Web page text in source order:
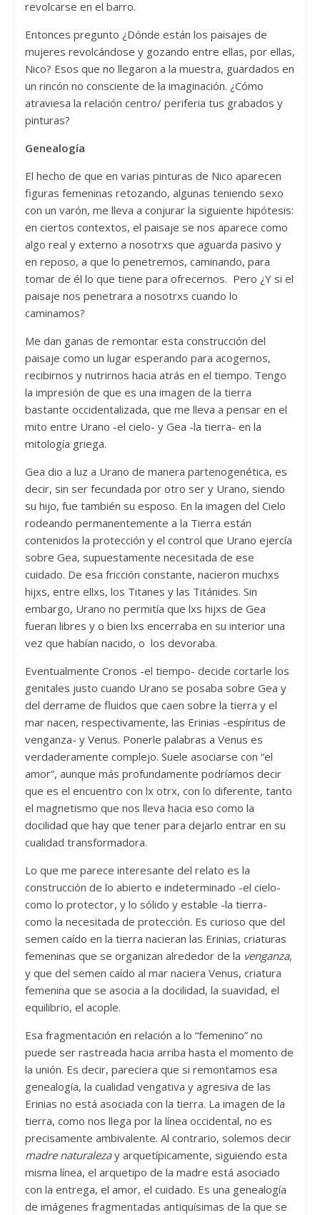
revolcarse en el barro.
Entonces pregunto ¿Dónde están los paisajes de
mujeres revolcándose y gozando entre ellas, por ellas,
Nico? Esos que no llegaron a la muestra, guardados en
un rincón no consciente de la imaginación. ¿Cómo
atraviesa la relación centro/ periferia tus grabados y
pinturas?
Genealogía
El hecho de que en varias pinturas de Nico aparecen
figuras femeninas retozando, algunas teniendo sexo
con un varón, me lleva a conjurar la siguiente hipótesis:
en ciertos contextos, el paisaje se nos aparece como
algo real y externo a nosotrxs que aguarda pasivo y
en reposo, a que lo penetremos, caminando, para
tomar de él lo que tiene para ofrecernos. Pero ¿Y si el
paisaje nos penetrara a nosotrxs cuando lo
caminamos?
Me dan ganas de remontar esta construcción del
paisaje como un lugar esperando para acogernos,
recibirnos y nutrirnos hacia atrás en el tiempo. Tengo
la impresión de que es una imagen de la tierra
bastante occidentalizada, que me lleva a pensar en el
mito entre Urano -el cielo- y Gea -la tierra- en la
mitología griega.
Gea dio a luz a Urano de manera partenogenética, es
decir, sin ser fecundada por otro ser y Urano, siendo
su hijo, fue también su esposo. En la imagen del Cielo
rodeando permanentemente a la Tierra están
contenidos la protección y el control que Urano ejercía
sobre Gea, supuestamente necesitada de ese
cuidado. De esa fricción constante, nacieron muchxs
hijxs, entre ellxs, los Titanes y las Titánides. Sin
embargo, Urano no permitía que lxs hijxs de Gea
fueran libres y o bien lxs encerraba en su interior una
vez que habían nacido, o los devoraba.
Eventualmente Cronos -el tiempo- decide cortarle los
genitales justo cuando Urano se posaba sobre Gea y
del derrame de fluidos que caen sobre la tierra y el
mar nacen, respectivamente, las Erinias -espíritus de
venganza- y Venus. Ponerle palabras a Venus es
verdaderamente complejo. Suele asociarse con “el
amor”, aunque más profundamente podríamos decir
que es el encuentro con lx otrx, con lo diferente, tanto
el magnetismo que nos lleva hacia eso como la
docilidad que hay que tener para dejarlo entrar en su
cualidad transformadora.
Lo que me parece interesante del relato es la
construcción de lo abierto e indeterminado -el cielo-
como lo protector, y lo sólido y estable -la tierra-
como la necesitada de protección. Es curioso que del
semen caído en la tierra nacieran las Erinias, criaturas
femeninas que se organizan alrededor de la venganza,
y que del semen caído al mar naciera Venus, criatura
femenina que se asocia a la docilidad, la suavidad, el
equilibrio, el acople.
Esa fragmentación en relación a lo “femenino” no
puede ser rastreada hacia arriba hasta el momento de
la unión. Es decir, pareciera que si remontamos esa
genealogía, la cualidad vengativa y agresiva de las
Erinias no está asociada con la tierra. La imagen de la
tierra, como nos llega por la línea occidental, no es
precisamente ambivalente. Al contrario, solemos decir
madre naturalezay arquetípicamente, siguiendo esta
misma línea, el arquetipo de la madre está asociado
con la entrega, el amor, el cuidado. Es una genealogía
de imágenes fragmentadas antiquísimas de la que se